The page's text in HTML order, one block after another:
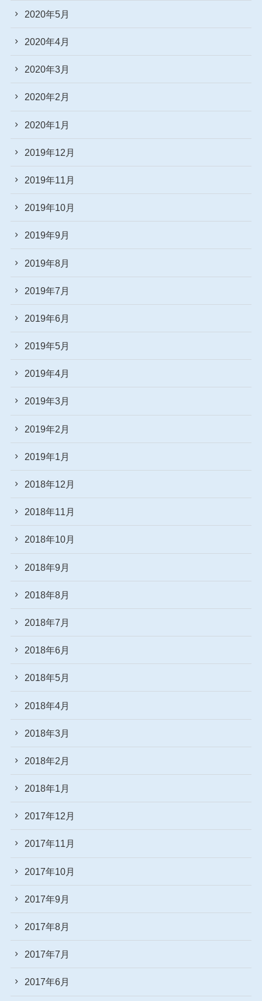
2020年5月
2020年4月
2020年3月
2020年2月
2020年1月
2019年12月
2019年11月
2019年10月
2019年9月
2019年8月
2019年7月
2019年6月
2019年5月
2019年4月
2019年3月
2019年2月
2019年1月
2018年12月
2018年11月
2018年10月
2018年9月
2018年8月
2018年7月
2018年6月
2018年5月
2018年4月
2018年3月
2018年2月
2018年1月
2017年12月
2017年11月
2017年10月
2017年9月
2017年8月
2017年7月
2017年6月